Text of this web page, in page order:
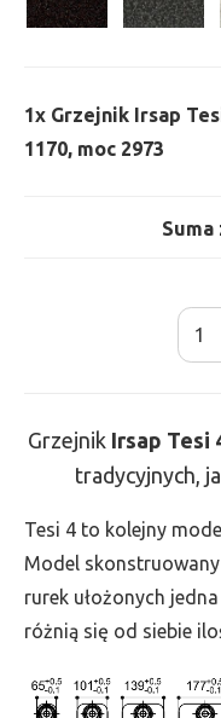
1x Grzejnik Irsap
1170, moc 2973
Suma
ilość
wys.
900,
szer.
2973
Grzejnik Irsap Tesi
tradycyjnych,
Tesi 4 to kolejny
Model
rurek ułożonych
różnią się od siebie